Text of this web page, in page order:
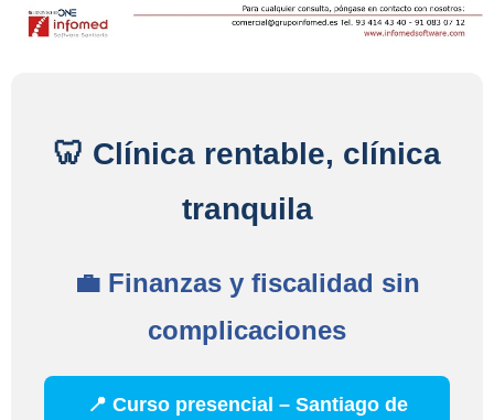
🦷 Clínica rentable, clínica
tranquila
💼 Finanzas y fiscalidad sin
complicaciones
📍 Curso presencial – Santiago de